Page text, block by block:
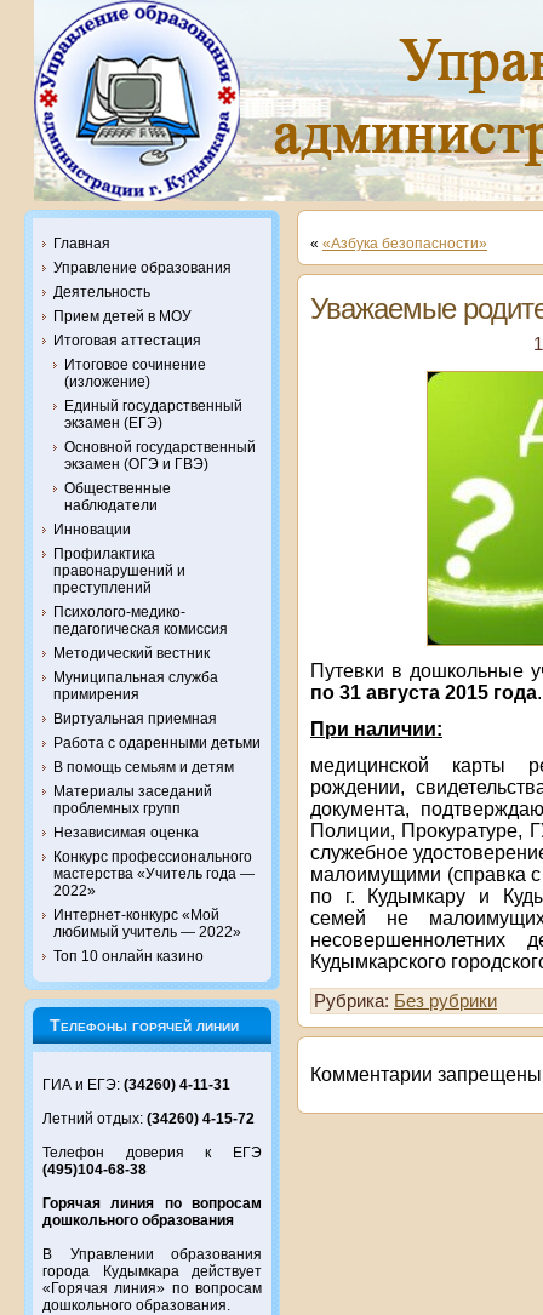
Главная
Управление образования
Деятельность
Прием детей в МОУ
Итоговая аттестация
Итоговое сочинение
(изложение)
Единый государственный
экзамен (ЕГЭ)
Основной государственный
экзамен (ОГЭ и ГВЭ)
Общественные
наблюдатели
Инновации
Профилактика
правонарушений и
преступлений
Психолого-медико-
педагогическая комиссия
Методический вестник
Муниципальная служба
примирения
Виртуальная приемная
Работа с одаренными детьми
В помощь семьям и детям
Материалы заседаний
проблемных групп
Независимая оценка
Конкурс профессионального
мастерства «Учитель года —
2022»
Интернет-конкурс «Мой
любимый учитель — 2022»
Топ 10 онлайн казино
Телефоны горячей линии
ГИА и ЕГЭ: (34260) 4-11-31
Летний отдых: (34260) 4-15-72
Телефон доверия к ЕГЭ
(495)104-68-38
Горячая линия по вопросам
дошкольного образования
В Управлении образования
города Кудымкара действует
«Горячая линия» по вопросам
дошкольного образования.
« «Азбука безопасности»
Уважаемые
Путевки в дошкольные
по 31 августа 2015 года.
При наличии:
медицинской карты
рождении,
документа,
Полиции, Прокуратуре,
служебное
малоимущими (справка
по г. Кудымкару и
семей не
Кудымкарского
Рубрика: Без рубрики
Комментарии